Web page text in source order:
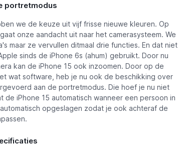
portretmodus
we de keuze uit vijf frisse nieuwe kleuren. Op
onze aandacht uit naar het camerasysteem. We
maar ze vervullen ditmaal drie functies. En dat niet
sinds de iPhone 6s (ahum) gebruikt. Door nu
kan de iPhone 15 ook inzoomen. Door op de
wat software, heb je nu ook de beschikking over
aan de portretmodus. Die hoef je nu niet
de iPhone 15 automatisch wanneer een persoon in
opgeslagen zodat je ook achteraf de